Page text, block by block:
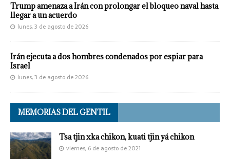
Trump amenaza a Irán con prolongar el bloqueo naval hasta
llegar a un acuerdo
lunes, 3 de agosto de 2026
Irán ejecuta a dos hombres condenados por espiar para
Israel
lunes, 3 de agosto de 2026
MEMORIAS DEL GENTIL
Tsa tjin xka chikon, kuati tjin yá chikon
viernes, 6 de agosto de 2021